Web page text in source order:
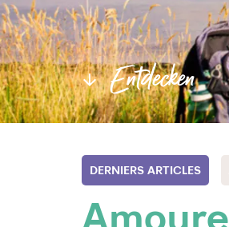
Entdecken
DERNIERS ARTICLES